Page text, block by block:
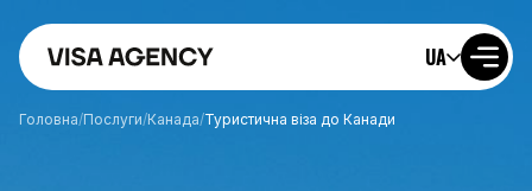
UA
Головна/Послуги/Канада/Туристична віза до Канади